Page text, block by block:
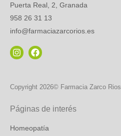
Puerta Real, 2, Granada
958 26 31 13
info@farmaciazarcorios.es
Copyright 2026© Farmacia Zarco Rios
Páginas de interés
Homeopatía